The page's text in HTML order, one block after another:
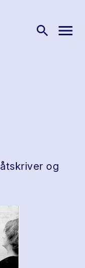
search menu
og